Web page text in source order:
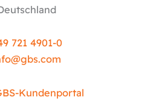
721 4901-0
gbs.com
Kundenportal